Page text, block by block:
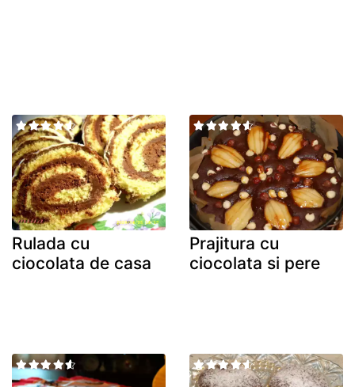
Rulada cu
ciocolata de casa
Prajitura cu
ciocolata si pere